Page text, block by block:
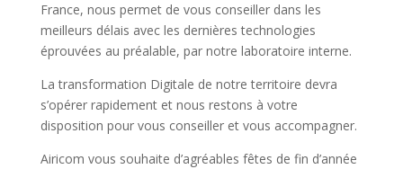
France, nous permet de vous conseiller dans les
meilleurs délais avec les dernières technologies
éprouvées au préalable, par notre laboratoire interne.
La transformation Digitale de notre territoire devra
s’opérer rapidement et nous restons à votre
disposition pour vous conseiller et vous accompagner.
Airicom vous souhaite d’agréables fêtes de fin d’année